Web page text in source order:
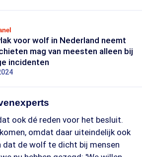
voor wolf in Nederland neemt
mag van meesten alleen bij
incidenten
ook dé reden voor het besluit.
omdat daar uiteindelijk ook
dat de wolf te dicht bij mensen